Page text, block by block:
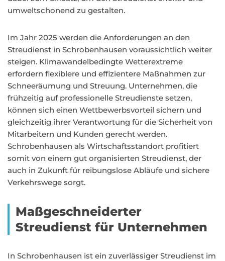
umweltschonend zu gestalten.
Im Jahr 2025 werden die Anforderungen an den
Streudienst in Schrobenhausen voraussichtlich weiter
steigen. Klimawandelbedingte Wetterextreme
erfordern flexiblere und effizientere Maßnahmen zur
Schneeräumung und Streuung. Unternehmen, die
frühzeitig auf professionelle Streudienste setzen,
können sich einen Wettbewerbsvorteil sichern und
gleichzeitig ihrer Verantwortung für die Sicherheit von
Mitarbeitern und Kunden gerecht werden.
Schrobenhausen als Wirtschaftsstandort profitiert
somit von einem gut organisierten Streudienst, der
auch in Zukunft für reibungslose Abläufe und sichere
Verkehrswege sorgt.
Maßgeschneiderter
Streudienst für Unternehmen
In Schrobenhausen ist ein zuverlässiger Streudienst im